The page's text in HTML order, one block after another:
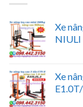
Xe
NIULI
Xe